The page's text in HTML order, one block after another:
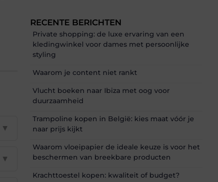
▼
▼
RECENTE BERICHTEN
Private shopping: de luxe ervaring van een
kledingwinkel voor dames met persoonlijke
styling
Waarom je content niet rankt
Vlucht boeken naar Ibiza met oog voor
duurzaamheid
Trampoline kopen in België: kies maat vóór je
naar prijs kijkt
Waarom vloeipapier de ideale keuze is voor het
beschermen van breekbare producten
Krachttoestel kopen: kwaliteit of budget?